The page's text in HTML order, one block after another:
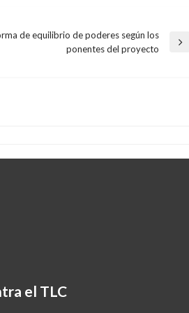
de equilibrio de poderes según los
ponentes del proyecto
el TLC